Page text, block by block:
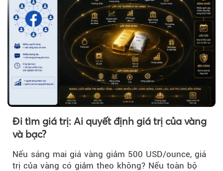
Đi tìm giá trị: Ai quyết định giá trị của vàng
và bạc?
Nếu sáng mai giá vàng giảm 500 USD/ounce, giá
trị của vàng có giảm theo không? Nếu toàn bộ